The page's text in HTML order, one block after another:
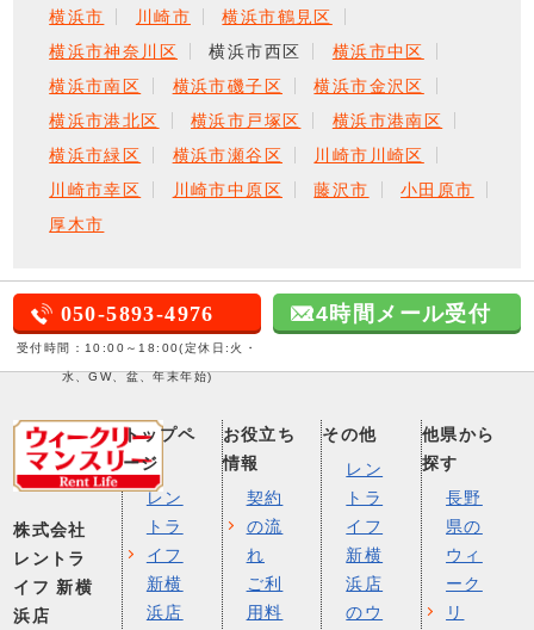
横浜市 川崎市
横浜市鶴見区
横浜市神奈川区
横浜市西区
横浜市中区
横浜市南区
横浜市磯子区
横浜市金沢区
横浜市港北区
横浜市戸塚区
横浜市港南区
横浜市緑区
横浜市瀬谷区
川崎市川崎区
川崎市幸区
川崎市中原区 藤沢市
小田原市
厚木市
050-5893-4976
受付時間：10:00～18:00(定休日:火・
水、GW、盆、年末年始)
24時間メール受付
株式会社
レントラ
イフ 新横
浜店
トップペ
ージ
レン
トラ
イフ
新横
浜店
お役立ち
情報
契約
の流
れ
ご利
用料
その他
レン
トラ
イフ
新横
浜店
のウ
他県から
探す
長野
県の
ウィ
ーク
リ